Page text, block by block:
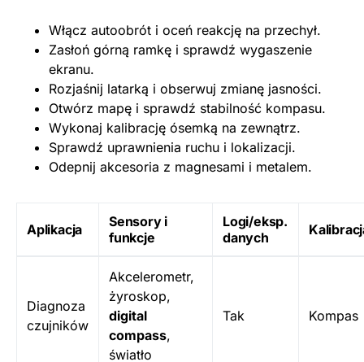
Włącz autoobrót i oceń reakcję na przechył.
Zasłoń górną ramkę i sprawdź wygaszenie
ekranu.
Rozjaśnij latarką i obserwuj zmianę jasności.
Otwórz mapę i sprawdź stabilność kompasu.
Wykonaj kalibrację ósemką na zewnątrz.
Sprawdź uprawnienia ruchu i lokalizacji.
Odepnij akcesoria z magnesami i metalem.
Aplikacja
Sensory i
funkcje
Logi/eksp.
danych
Diagnoza
czujników
Akcelerometr,
żyroskop,
digital
compass,
światło
Tak Kompas